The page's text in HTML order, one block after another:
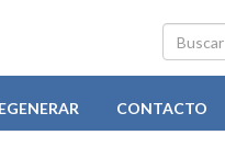
Buscar
CONTACTO